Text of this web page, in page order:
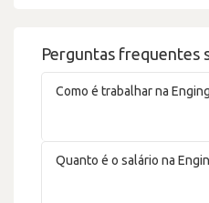
Perguntas frequentes
Como é trabalhar na
Quanto é o salário na